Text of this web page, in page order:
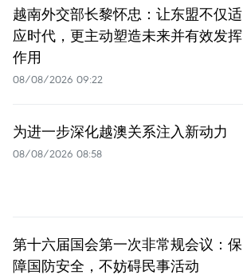
越南外交部长黎怀忠：让东盟不仅适
应时代，更主动塑造未来并有效发挥
作用
08/08/2026 09:22
为进一步深化越澳关系注入新动力
08/08/2026 08:58
第十六届国会第一次非常规会议：保
障国防安全，不妨碍民事活动